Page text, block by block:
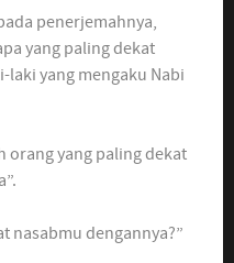
penerjemahnya,
yang paling dekat
laki yang mengaku Nabi
orang yang paling dekat
nasabmu dengannya?”